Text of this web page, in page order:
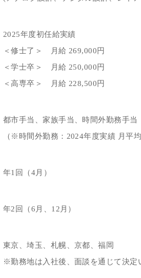
2025年度初任給実績
＜修士了＞ 月給 269,000円
＜学士卒＞ 月給 250,000円
＜高専卒＞ 月給 228,500円
都市手当、家族手当、時間外勤務手
（※時間外勤務：2024年度実績 月平
年1回（4月）
年2回（6月、12月）
東京、埼玉、札幌、京都、福岡
※勤務地は入社後、面談を通じて決定